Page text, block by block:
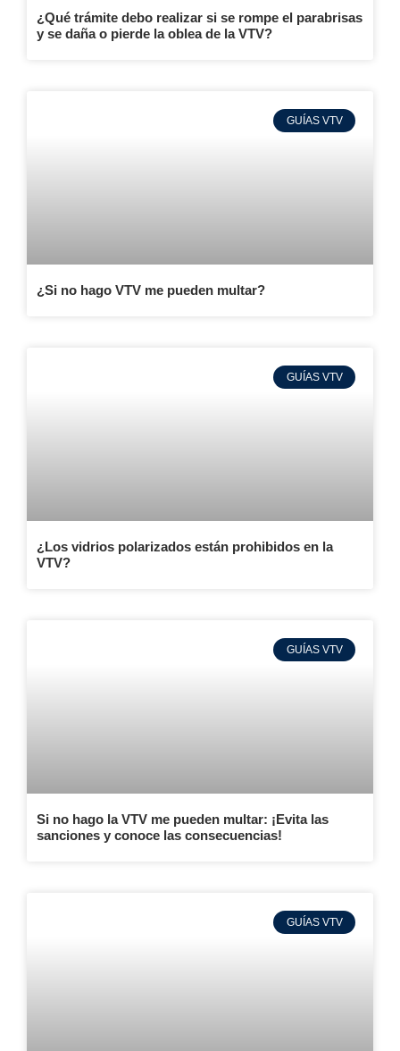
¿Qué trámite debo realizar si se rompe el parabrisas
y se daña o pierde la oblea de la VTV?
GUÍAS VTV
¿Si no hago VTV me pueden multar?
GUÍAS VTV
¿Los vidrios polarizados están prohibidos en la
VTV?
GUÍAS VTV
Si no hago la VTV me pueden multar: ¡Evita las
sanciones y conoce las consecuencias!
GUÍAS VTV